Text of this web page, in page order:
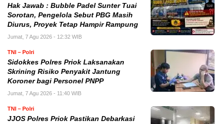
Hak Jawab : Bubble Padel Sunter Tuai
Sorotan, Pengelola Sebut PBG Masih
Diurus, Proyek Tetap Hampir Rampung
Jumat, 7 Agu 2026 - 12:32 WIB
TNI – Polri
Sidokkes Polres Priok Laksanakan
Skrining Risiko Penyakit Jantung
Koroner bagi Personel PNPP
Jumat, 7 Agu 2026 - 11:40 WIB
TNI – Polri
JJOS Polres Priok Pastikan Debarkasi